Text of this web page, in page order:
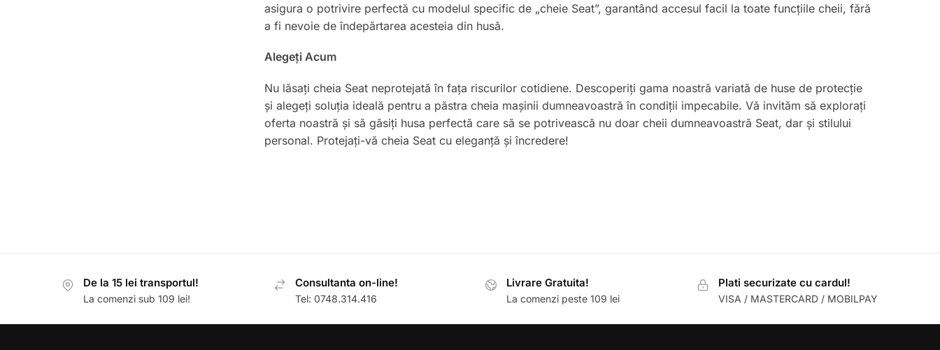
asigura o potrivire perfectă cu modelul specific de „cheie Seat”, garantând accesul facil la toate funcțiile cheii, fără
a fi nevoie de îndepărtarea acesteia din husă.
Alegeți Acum
Nu lăsați cheia Seat neprotejată în fața riscurilor cotidiene. Descoperiți gama noastră variată de huse de protecție
și alegeți soluția ideală pentru a păstra cheia mașinii dumneavoastră în condiții impecabile. Vă invităm să explorați
oferta noastră și să găsiți husa perfectă care să se potrivească nu doar cheii dumneavoastră Seat, dar și stilului
personal. Protejați-vă cheia Seat cu eleganță și încredere!
De la 15 lei transportul!
La comenzi sub 109 lei!
Consultanta on-line!
Tel: 0748.314.416
Livrare Gratuita!
La comenzi peste 109 lei
Plati securizate cu cardul!
VISA / MASTERCARD / MOBILPAY